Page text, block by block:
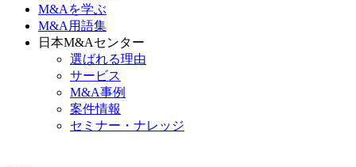
M&Aを学ぶ
M&A用語集
日本M&Aセンター
選ばれる理由
サービス
M&A事例
案件情報
セミナー・ナレッジ